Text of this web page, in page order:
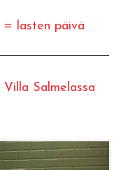
= lasten päivä
Salmelassa